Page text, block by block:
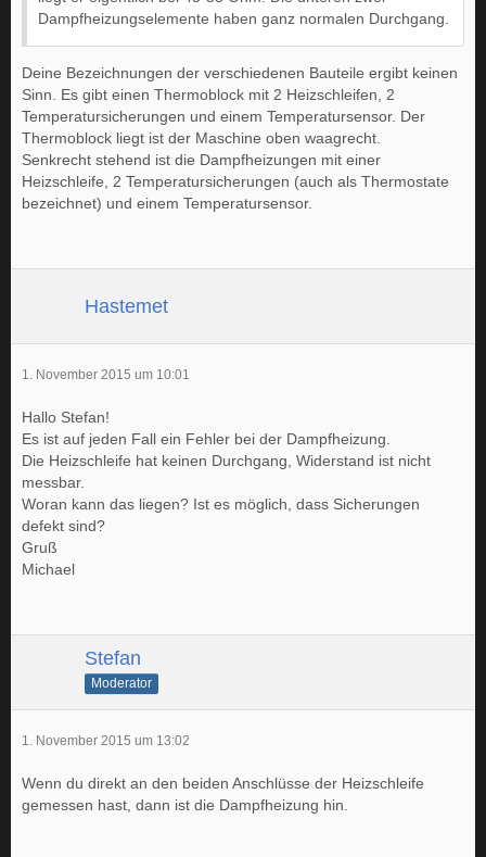
Dampfheizungselemente haben ganz normalen Durchgang.
Deine Bezeichnungen der verschiedenen Bauteile ergibt keinen
Sinn. Es gibt einen Thermoblock mit 2 Heizschleifen, 2
Temperatursicherungen und einem Temperatursensor. Der
Thermoblock liegt ist der Maschine oben waagrecht.
Senkrecht stehend ist die Dampfheizungen mit einer
Heizschleife, 2 Temperatursicherungen (auch als Thermostate
bezeichnet) und einem Temperatursensor.
Hastemet
1. November 2015 um 10:01
Hallo Stefan!
Es ist auf jeden Fall ein Fehler bei der Dampfheizung.
Die Heizschleife hat keinen Durchgang, Widerstand ist nicht
messbar.
Woran kann das liegen? Ist es möglich, dass Sicherungen
defekt sind?
Gruß
Michael
Stefan
Moderator
1. November 2015 um 13:02
Wenn du direkt an den beiden Anschlüsse der Heizschleife
gemessen hast, dann ist die Dampfheizung hin.